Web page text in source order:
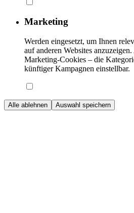
Marketing
Werden eingesetzt, um Ihnen
auf anderen Websites
Marketing-Cookies – die
künftiger Kampagnen einstellbar.
Alle ablehnen Auswahl speichern